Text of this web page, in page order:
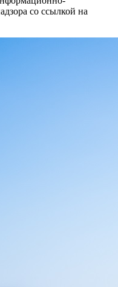
со ссылкой на